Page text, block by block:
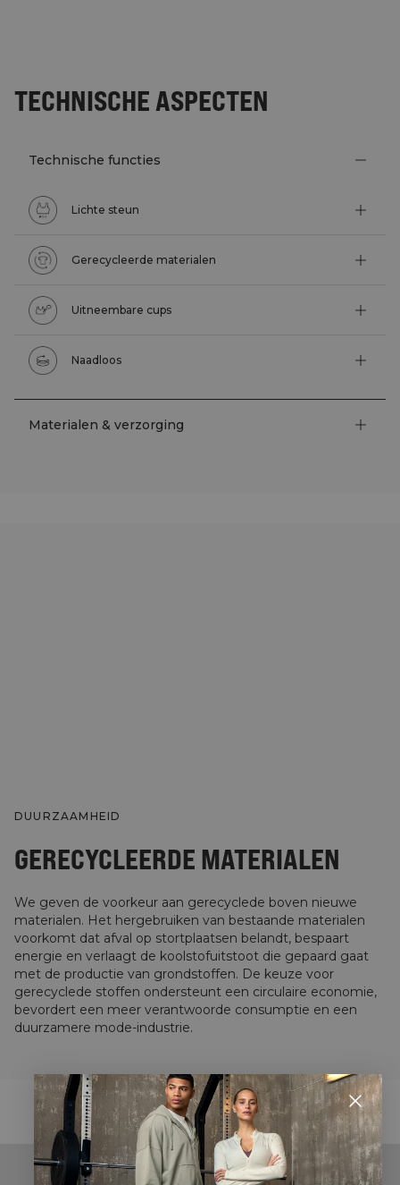
TECHNISCHE ASPECTEN
Technische functies
Lichte steun
Gerecycleerde materialen
Uitneembare cups
Naadloos
Materialen & verzorging
DUURZAAMHEID
GERECYCLEERDE MATERIALEN
We geven de voorkeur aan gerecyclede boven nieuwe
materialen. Het hergebruiken van bestaande materialen
voorkomt dat afval op stortplaatsen belandt, bespaart
energie en verlaagt de koolstofuitstoot die gepaard gaat
met de productie van grondstoffen. De keuze voor
gerecyclede stoffen ondersteunt een circulaire economie,
bevordert een meer verantwoorde consumptie en een
duurzamere mode-industrie.
STYLE WITH